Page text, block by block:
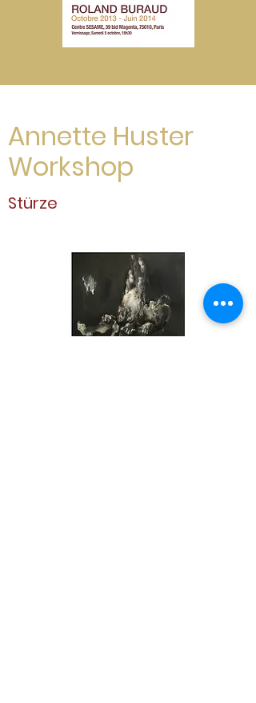
Annette Huster
Workshop
Stürze